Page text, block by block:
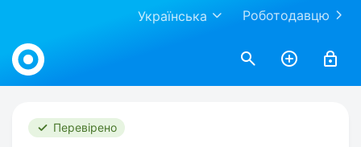
Роботодавцю
Українська
Work.ua
Перевірено